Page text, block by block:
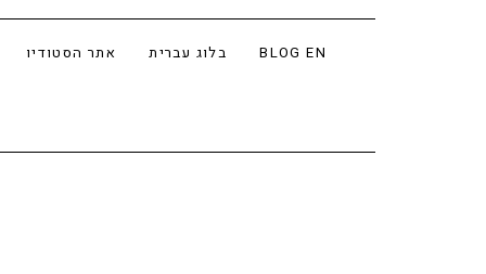
אתר הסטודיו בלוג עברית BLOG EN